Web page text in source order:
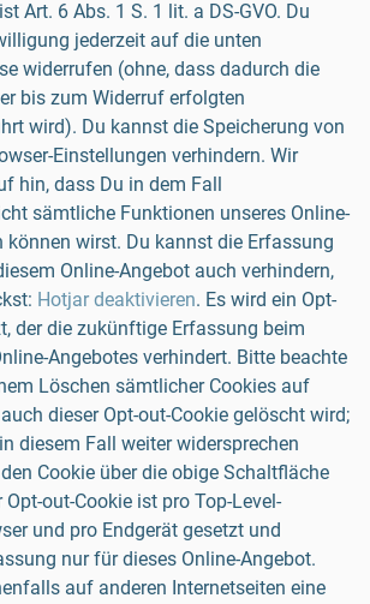
Art. 6 Abs. 1 S. 1 lit. a DS-GVO. Du
jederzeit auf die unten
widerrufen (ohne, dass dadurch die
bis zum Widerruf erfolgten
wird). Du kannst die Speicherung von
Einstellungen verhindern. Wir
hin, dass Du in dem Fall
sämtliche Funktionen unseres Online-
können wirst. Du kannst die Erfassung
Online-Angebot auch verhindern,
Hotjar deaktivieren. Es wird ein Opt-
der die zukünftige Erfassung beim
Angebotes verhindert. Bitte beachte
Löschen sämtlicher Cookies auf
dieser Opt-out-Cookie gelöscht wird;
diesem Fall weiter widersprechen
Cookie über die obige Schaltfläche
Opt-out-Cookie ist pro Top-Level-
und pro Endgerät gesetzt und
nur für dieses Online-Angebot.
auf anderen Internetseiten eine